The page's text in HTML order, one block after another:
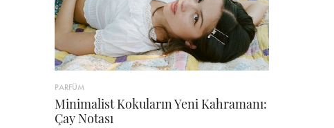
PARFÜM
Minimalist Kokuların Yeni Kahramanı:
Çay Notası